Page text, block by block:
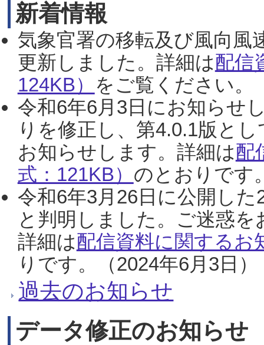
新着情報
気象官署の移転及び風向風
更新しました。詳細は配信
124KB） をご覧ください。
令和6年6月3日にお知らせ
りを修正し、第4.0.1版と
お知らせします。詳細は配
式：121KB） のとおりです
令和6年3月26日に公開し
と判明しました。ご迷惑
詳細は配信資料に関するお
りです。（2024年6月3日）
過去のお知らせ
データ修正のお知らせ